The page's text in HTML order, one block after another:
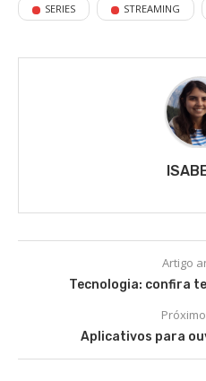
SERIES STREAMING
Artigo
Tecnologia: confira
Aplicativos para